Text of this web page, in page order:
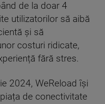
de la doar 4
utilizatorilor să aibă
și să
costuri ridicate,
fără stres.
2024, WeReload își
de conectivitate